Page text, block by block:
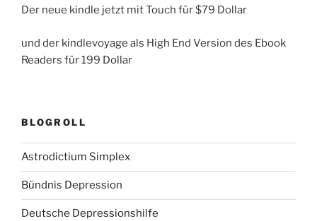
Der neue kindle jetzt mit Touch für $79 Dollar
und der kindlevoyage als High End Version des Ebook
Readers für 199 Dollar
BLOGROLL
Astrodictium Simplex
Bündnis Depression
Deutsche Depressionshilfe